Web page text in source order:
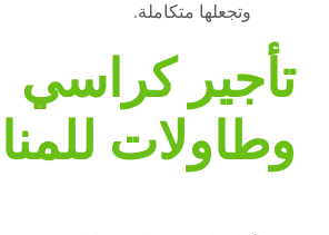
وتجعلها متكاملة.
تأجير كراسي
وطاولات